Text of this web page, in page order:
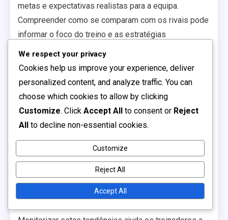
metas e expectativas realistas para a equipa.
Compreender como se comparam com os rivais pode
informar o foco do treino e as estratégias
desempenho em competições futuras.
Tendências de desempenho
recentes
Tendências de desempenho recentes indicam a
trajetória atual da equipa das Escolas da Austrália. A
análise dos seus jogos mais recentes revela padrões
em golos, capacidades defensivas e coesão geral da
equipa. Esta informação é crucial para fazer ajustes
táticos e preparar-se para desafios futuros.
We respect your privacy
Cookies help us improve your experience, deliver
personalized content, and analyze traffic. You can
choose which cookies to allow by clicking
Customize. Click Accept All to consent or Reject
All to decline non-essential cookies.
Customize
Reject All
Accept All